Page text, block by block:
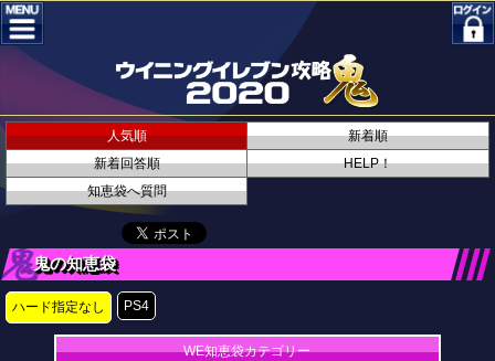
人気順
新着順
新着回答順
HELP！
知恵袋へ質問
鬼の知恵袋
ハード指定なし PS4
WE知恵袋カテゴリー